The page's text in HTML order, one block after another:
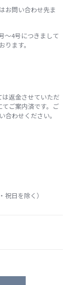
お問い合わせ先ま
～4号につきまして
ます。
返金させていただ
ご案内済です。ご
わせください。
日を除く）